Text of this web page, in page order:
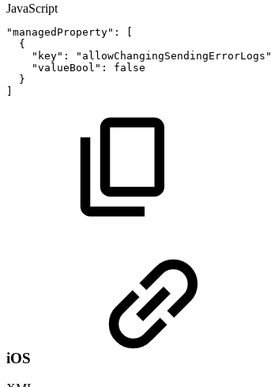
JavaScript
"managedProperty" :
{
"key" : "allowChangingSendingErrorLogs"
"valueBool" :
false
}
iOS